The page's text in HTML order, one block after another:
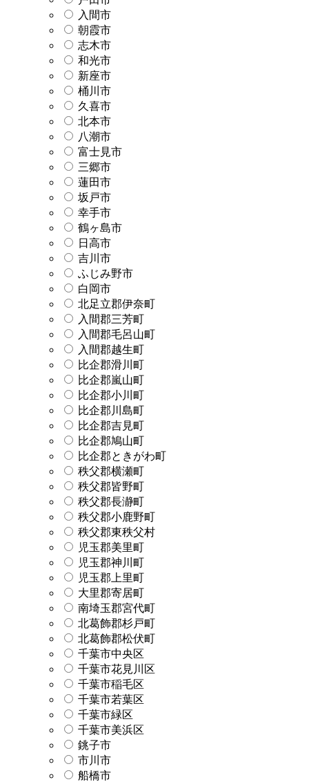
入間市
朝霞市
志木市
和光市
新座市
桶川市
久喜市
北本市
八潮市
富士見市
三郷市
蓮田市
坂戸市
幸手市
鶴ヶ島市
日高市
吉川市
ふじみ野市
白岡市
北足立郡伊奈町
入間郡三芳町
入間郡毛呂山町
入間郡越生町
比企郡滑川町
比企郡嵐山町
比企郡小川町
比企郡川島町
比企郡吉見町
比企郡鳩山町
比企郡ときがわ町
秩父郡横瀬町
秩父郡皆野町
秩父郡長瀞町
秩父郡小鹿野町
秩父郡東秩父村
児玉郡美里町
児玉郡神川町
児玉郡上里町
大里郡寄居町
南埼玉郡宮代町
北葛飾郡杉戸町
北葛飾郡松伏町
千葉市中央区
千葉市花見川区
千葉市稲毛区
千葉市若葉区
千葉市緑区
千葉市美浜区
銚子市
市川市
船橋市